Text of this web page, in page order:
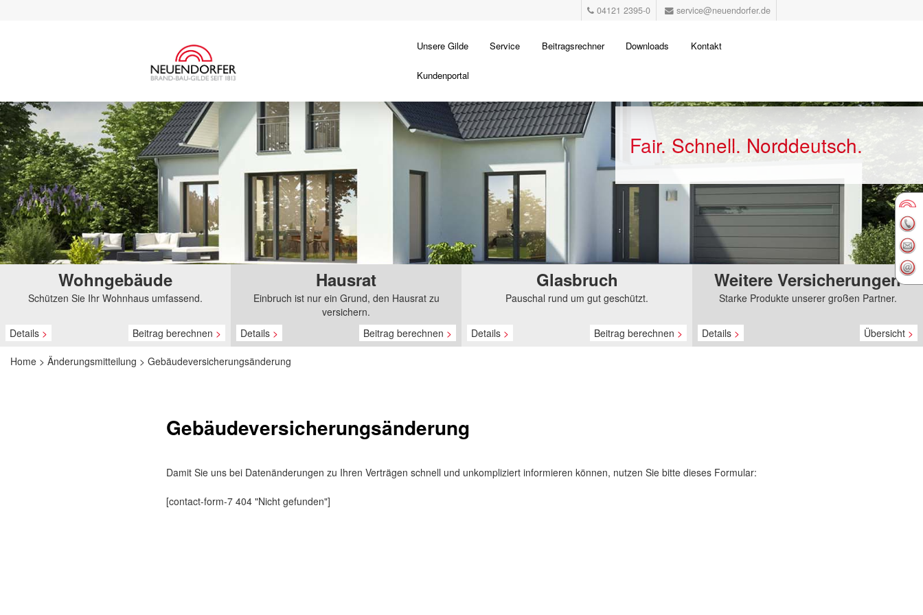
04121 2395-0 service@neuendorfer.de
Zum
primären
Inhalt
springen
Unsere Gilde Service Beitragsrechner Downloads Kontakt
Kundenportal
Fair. Schnell. Norddeutsch.
Wohngebäude
Schützen Sie Ihr Wohnhaus umfassend.
Details > Beitrag berechnen >
Hausrat
Einbruch ist nur ein Grund, den Hausrat zu
versichern.
Details > Beitrag berechnen >
Glasbruch
Pauschal rund um gut geschützt.
Details > Beitrag berechnen >
Weitere Versicherungen
Starke Produkte unserer großen Partner.
Details > Übersicht >
Home > Änderungsmitteilung > Gebäudeversicherungsänderung
Gebäudeversicherungsänderung
Damit Sie uns bei Datenänderungen zu Ihren Verträgen schnell und unkompliziert informieren können, nutzen Sie bitte dieses Formular:
[contact-form-7 404 "Nicht gefunden"]